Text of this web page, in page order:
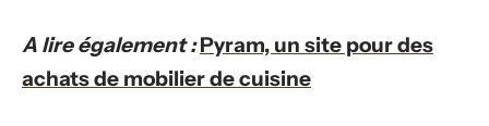
A lire également : Pyram, un site pour des
achats de mobilier de cuisine